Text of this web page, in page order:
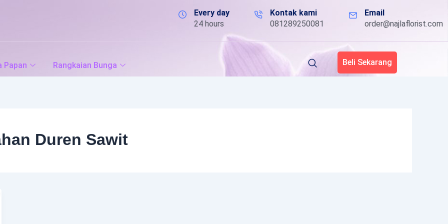
Every day
24 hours
Kontak kami
081289250081
Email
order@najlaflorist.com
Papan Rangkaian Bunga Beli Sekarang
Duren Sawit